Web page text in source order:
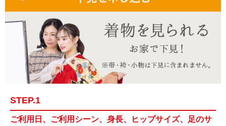
STEP.1
ご利用日、ご利用シーン、身長、ヒップサイズ、足のサ